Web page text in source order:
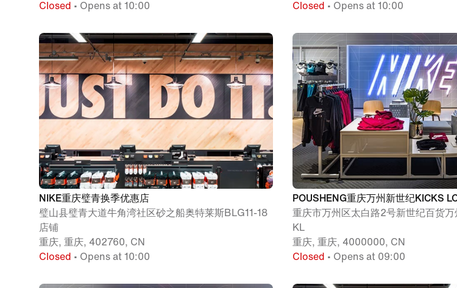
Closed • Opens at 10:00
Closed • Opens at 10:00
NIKE重庆璧青换季优惠店
璧山县璧青大道牛角湾社区砂之船奥特莱斯BLG11-18
店铺
重庆, 重庆, 402760, CN
Closed • Opens at 10:00
POUSHENG重庆万州新世纪KICKS
重庆市万州区太白路2号新世纪百货
KL
重庆, 重庆, 4000000, CN
Closed • Opens at 09:00